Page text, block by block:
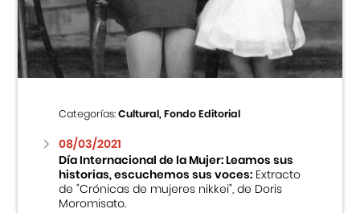
Centro Cultural Peruano Japonés
Cursos
Museo de la Inmigración Japonesa
Fondo Editorial
Teatro Peruano Japonés
Categorías:Cultural, Fondo Editorial
08/03/2021
Día Internacional de la Mujer: Leamos sus
historias, escuchemos sus voces:Extracto
de "Crónicas de mujeres nikkei", de Doris
Moromisato.